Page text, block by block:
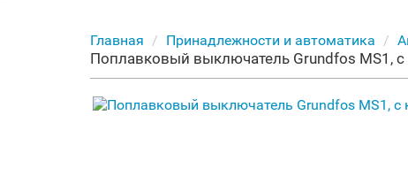
Главная Принадлежности и автоматика
Поплавковый выключатель Grundfos MS1,